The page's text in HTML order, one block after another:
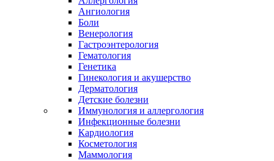
Ангиология
Боли
Венерология
Гастроэнтерология
Гематология
Генетика
Гинекология и акушерство
Дерматология
Детские болезни
Иммунология и аллергология
Инфекционные болезни
Кардиология
Косметология
Маммология